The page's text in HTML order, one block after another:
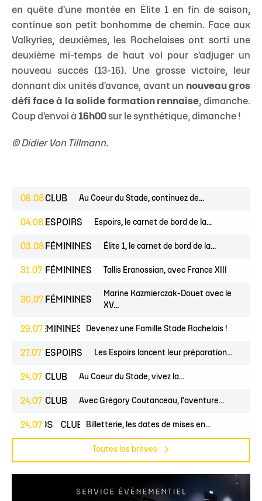
en quête d'une montée en Élite 1 en fin de saison,
continue son petit bonhomme de chemin. Face aux
Valkyries, deuxièmes, les Rochelaises ont sorti une
deuxième mi-temps de haut vol pour s'adjuger un
nouveau succès (13-16). Une grosse victoire, leur
donnant dix unités d'avance, avant un nouveau gros
défi face à la solide formation rennaise, dimanche.
Coup d'envoi à 16h00 sur le synthétique, dimanche !
© Didier Von Tillmann.
06.08CLUB Au Coeur du Stade, continuez de...
04.08 ESPOIRS Espoirs, le carnet de bord de la...
03.08 FÉMININES Élite 1, le carnet de bord de la...
31.07 FÉMININES Tallis Eranossian, avec France XIII
30.07 FÉMININES
Marine Kazmierczak-Douet avec le
XV...
29.07
FÉMININES CLUBDevenez une Famille Stade Rochelais !
27.07 ESPOIRS Les Espoirs lancent leur préparation...
24.07 CLUB Au Coeur du Stade, vivez la...
24.07 CLUB Avec Grégory Coutanceau, l'aventure...
24.07
PROS CLUB Billetterie, les dates de mises en...
Toutes les brèves